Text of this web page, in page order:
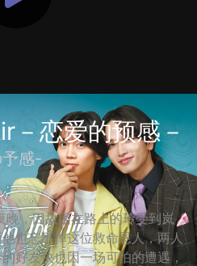
－恋爱的预感－
感-
，因故困在路上的玲受到岚
也忘不掉这位救命恩人，两人
好友快也因一场可怕的遭遇，